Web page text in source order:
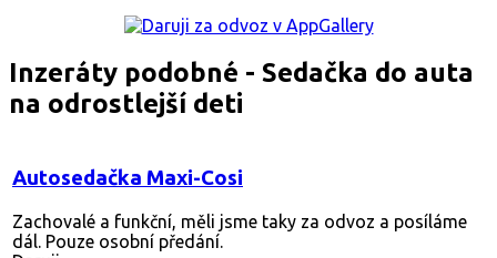
Inzeráty podobné - Sedačka do auta
na odrostlejší deti
Autosedačka Maxi-Cosi
Zachovalé a funkční, měli jsme taky za odvoz a posíláme
dál. Pouze osobní předání.